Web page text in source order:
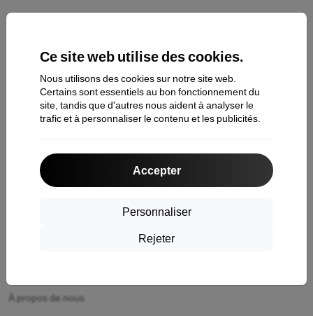
Ce site web utilise des cookies.
Nous utilisons des cookies sur notre site web.
Certains sont essentiels au bon fonctionnement du
site, tandis que d'autres nous aident à analyser le
trafic et à personnaliser le contenu et les publicités.
Accepter
Personnaliser
Rejeter
Contacts
Expédition et paiement
À propos de nous